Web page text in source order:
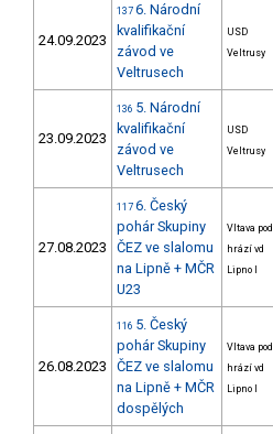
24.09.2023
137 6. Národní
kvalifikační
závod ve
Veltrusech
USD
Veltrusy
23.09.2023
136 5. Národní
kvalifikační
závod ve
Veltrusech
USD
Veltrusy
27.08.2023
117 6. Český
pohár Skupiny
ČEZ ve slalomu
na Lipně + MČR
U23
Vltava pod
hrází vd
Lipno I
26.08.2023
116 5. Český
pohár Skupiny
ČEZ ve slalomu
na Lipně + MČR
dospělých
Vltava pod
hrází vd
Lipno I